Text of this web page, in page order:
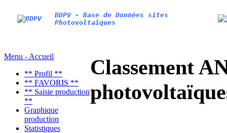
BDPV - Base de Données sites
Photovoltaïques
Menu - Accueil
** Profil **
** FAVORIS **
** Saisie production
**
Graphique
production
Statistiques
Classement